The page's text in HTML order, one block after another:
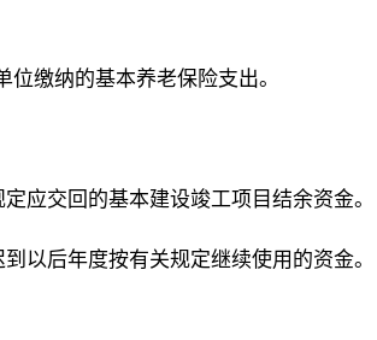
缴纳的基本养老保险支出。
应交回的基本建设竣工项目结余资金。
以后年度按有关规定继续使用的资金。